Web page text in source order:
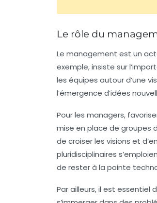
Le rôle du
Le management est un
exemple, insiste sur
les équipes autour d’une
l’émergence d’idées
Pour les managers,
mise en place de groupes
de croiser les visions et
pluridisciplinaires
de rester à la pointe
Par ailleurs, il est essentiel